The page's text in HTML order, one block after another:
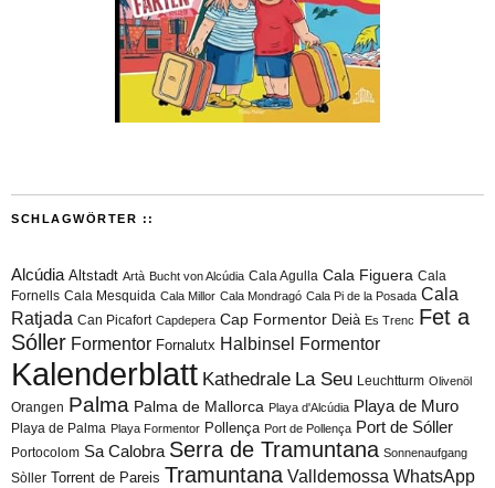
SCHLAGWÖRTER ::
Alcúdia Altstadt Artà Bucht von Alcúdia Cala Agulla Cala Figuera Cala
Fornells Cala Mesquida Cala Millor Cala Mondragó Cala Pi de la Posada Cala
Ratjada Can Picafort Capdepera Cap Formentor Deià Es Trenc Fet a
Sóller Formentor Fornalutx Halbinsel Formentor
Kalenderblatt Kathedrale La Seu Leuchtturm Olivenöl
Orangen Palma Palma de Mallorca Playa d'Alcúdia Playa de Muro
Playa de Palma Playa Formentor Pollença Port de Pollença Port de Sóller
Portocolom Sa Calobra Serra de Tramuntana Sonnenaufgang
Sòller Torrent de Pareis Tramuntana Valldemossa WhatsApp